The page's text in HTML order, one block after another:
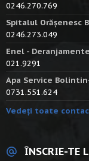
0246.270.769
Spitalul Orășenesc
0246.273.049
Enel - Deranjamente
021.9291
Apa Service
0731.551.624
Vedeți toate
ÎNSCRIE-TE